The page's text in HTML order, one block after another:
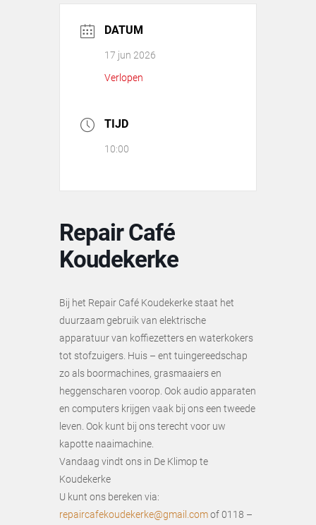
DATUM
17 jun 2026
Verlopen
TIJD
10:00
Repair Café
Koudekerke
Bij het Repair Café Koudekerke staat het
duurzaam gebruik van elektrische
apparatuur van koffiezetters en waterkokers
tot stofzuigers. Huis – ent tuingereedschap
zo als boormachines, grasmaaiers en
heggenscharen voorop. Ook audio apparaten
en computers krijgen vaak bij ons een tweede
leven. Ook kunt bij ons terecht voor uw
kapotte naaimachine.
Vandaag vindt ons in De Klimop te
Koudekerke
U kunt ons bereken via:
repaircafekoudekerke@gmail.comof 0118 –